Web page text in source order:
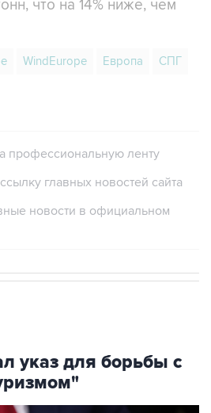
что на 14% ниже, чем
WindEurope Европа СПГ
профессиональную ленту
главных новостей сайта
новости в официальном
указ для борьбы с